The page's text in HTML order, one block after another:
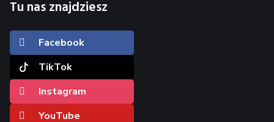
Tu nas znajdziesz
Facebook
TikTok
Instagram
YouTube